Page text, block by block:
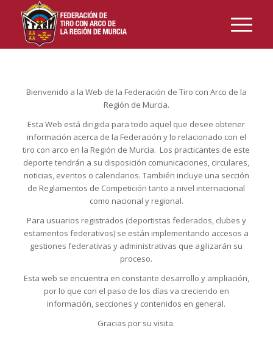
Bienvenido a la Web de la Federación de Tiro con Arco de la
Región de Murcia.
Esta Web está dirigida para todo aquel que desee obtener
información acerca de la Federación y lo relacionado con el
tiro con arco en la Región de Murcia. Los practicantes de este
deporte tendrán a su disposición comunicaciones, circulares,
noticias, eventos o calendarios. También incluye una sección
de Reglamentos de Competición tanto a nivel internacional
como nacional y regional.
Para usuarios registrados (deportistas federados, clubes y
estamentos federativos) se están implementando accesos a
gestiones federativas y administrativas que agilizarán su
proceso.
Esta web se encuentra en constante desarrollo y ampliación,
por lo que con el paso de los días va creciendo en
información, secciones y contenidos en general.
Gracias por su visita.